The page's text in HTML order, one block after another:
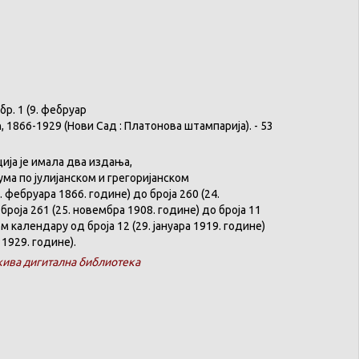
бр. 1 (9. фебруар
, 1866-1929 (Нови Сад : Платонова штампарија). - 53
је имала два издања,
по јулијанском и грегоријанском
фебруара 1866. године) до броја 260 (24.
261 (25. новембра 1908. године) до броја 11
календаруод броја 12 (29. јануара 1919. године)
године).
дигитална библиотека